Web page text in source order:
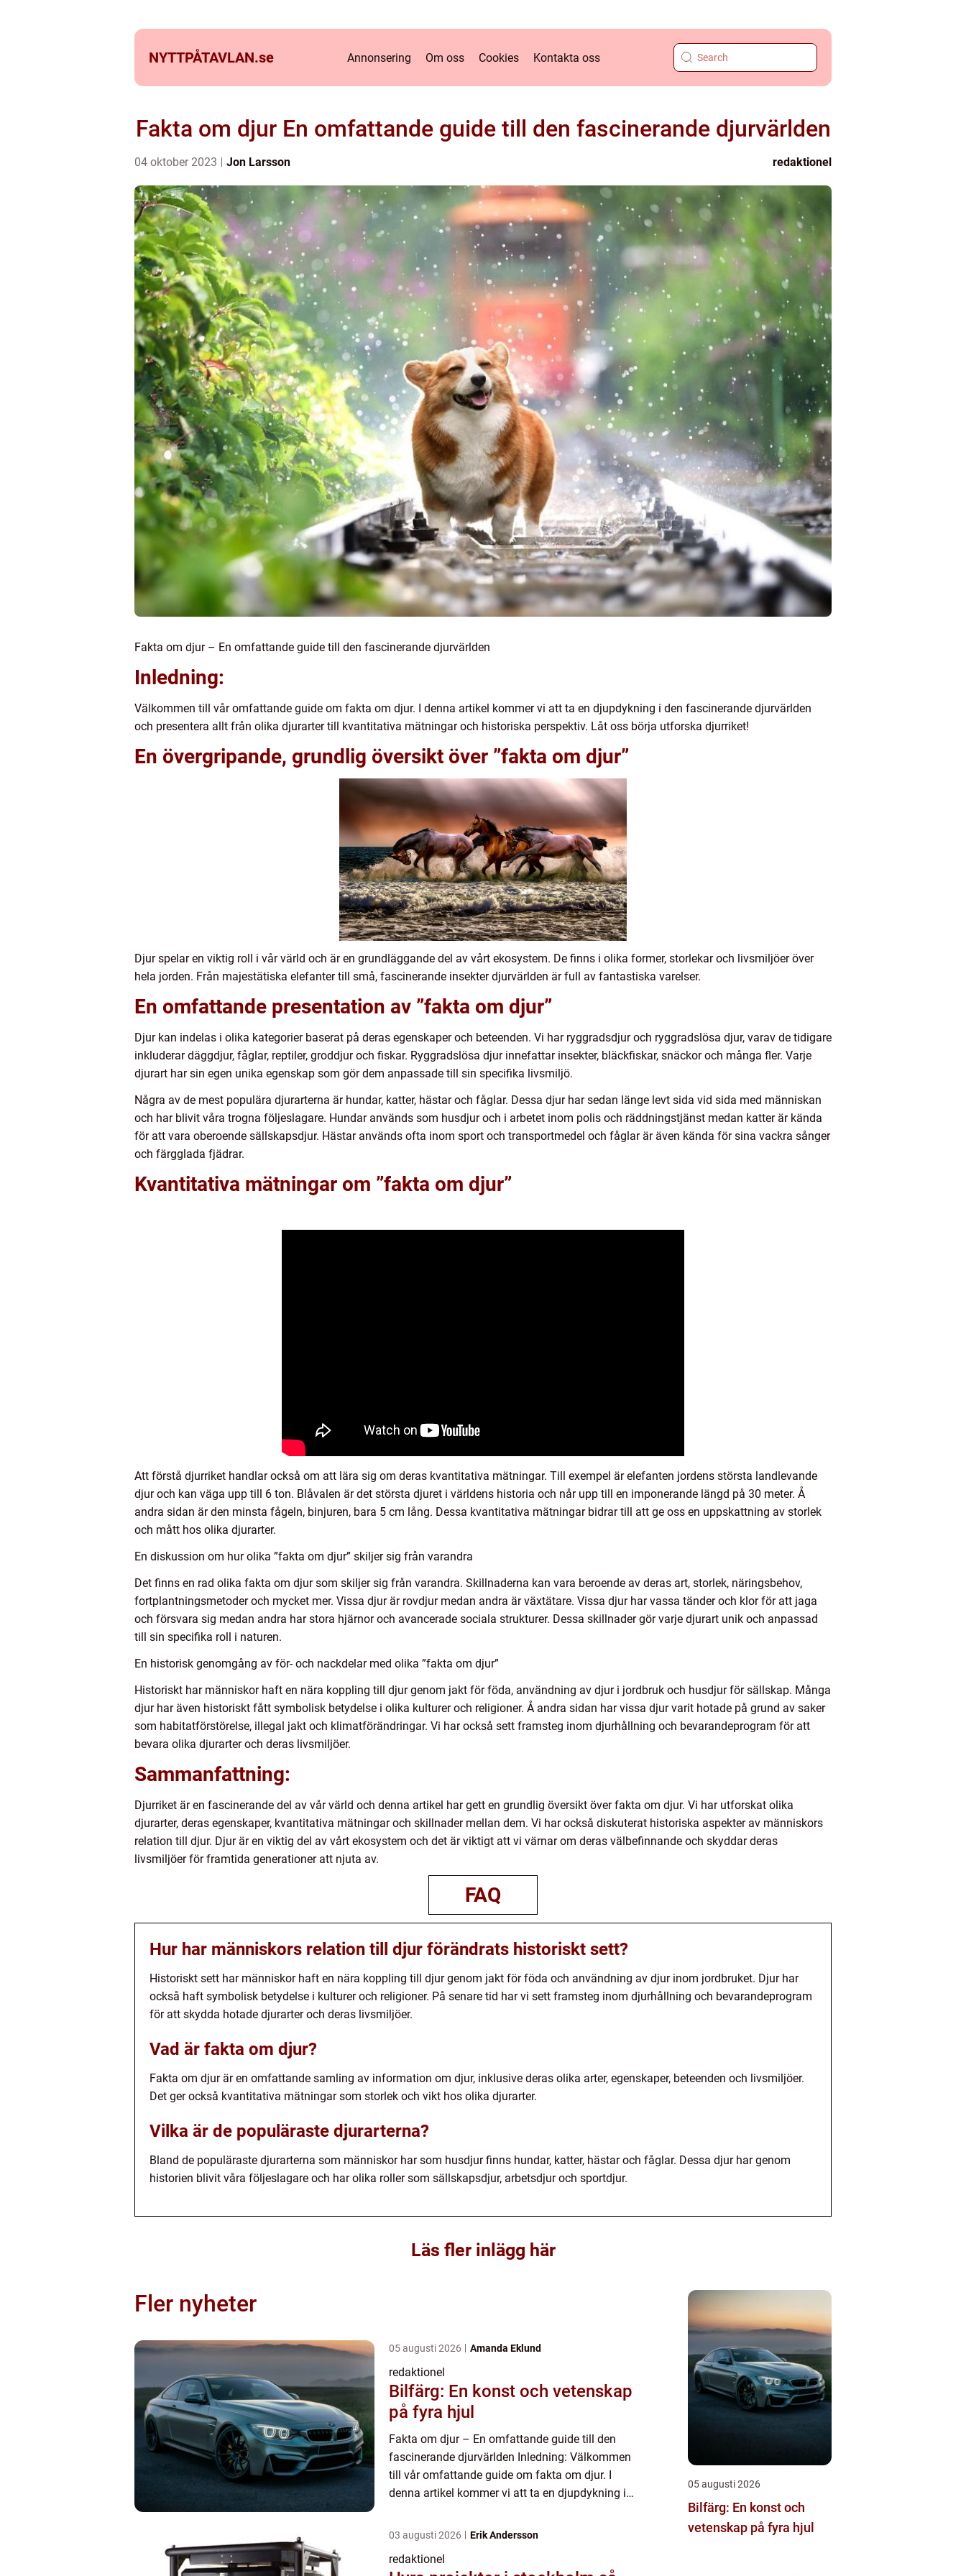
NYTTPÅTAVLAN.se Annonsering Om oss Cookies Kontakta oss
Fakta om djur En omfattande guide till den fascinerande djurvärlden
04 oktober 2023 Jon Larsson redaktionel
Fakta om djur – En omfattande guide till den fascinerande djurvärlden
Inledning:
Välkommen till vår omfattande guide om fakta om djur. I denna artikel kommer vi att ta en djupdykning i den fascinerande djurvärlden
och presentera allt från olika djurarter till kvantitativa mätningar och historiska perspektiv. Låt oss börja utforska djurriket!
En övergripande, grundlig översikt över ”fakta om djur”
Djur spelar en viktig roll i vår värld och är en grundläggande del av vårt ekosystem. De finns i olika former, storlekar och livsmiljöer över
hela jorden. Från majestätiska elefanter till små, fascinerande insekter djurvärlden är full av fantastiska varelser.
En omfattande presentation av ”fakta om djur”
Djur kan indelas i olika kategorier baserat på deras egenskaper och beteenden. Vi har ryggradsdjur och ryggradslösa djur, varav de tidigare
inkluderar däggdjur, fåglar, reptiler, groddjur och fiskar. Ryggradslösa djur innefattar insekter, bläckfiskar, snäckor och många fler. Varje
djurart har sin egen unika egenskap som gör dem anpassade till sin specifika livsmiljö.
Några av de mest populära djurarterna är hundar, katter, hästar och fåglar. Dessa djur har sedan länge levt sida vid sida med människan
och har blivit våra trogna följeslagare. Hundar används som husdjur och i arbetet inom polis och räddningstjänst medan katter är kända
för att vara oberoende sällskapsdjur. Hästar används ofta inom sport och transportmedel och fåglar är även kända för sina vackra sånger
och färgglada fjädrar.
Kvantitativa mätningar om ”fakta om djur”
Att förstå djurriket handlar också om att lära sig om deras kvantitativa mätningar. Till exempel är elefanten jordens största landlevande
djur och kan väga upp till 6 ton. Blåvalen är det största djuret i världens historia och når upp till en imponerande längd på 30 meter. Å
andra sidan är den minsta fågeln, binjuren, bara 5 cm lång. Dessa kvantitativa mätningar bidrar till att ge oss en uppskattning av storlek
och mått hos olika djurarter.
En diskussion om hur olika ”fakta om djur” skiljer sig från varandra
Det finns en rad olika fakta om djur som skiljer sig från varandra. Skillnaderna kan vara beroende av deras art, storlek, näringsbehov,
fortplantningsmetoder och mycket mer. Vissa djur är rovdjur medan andra är växtätare. Vissa djur har vassa tänder och klor för att jaga
och försvara sig medan andra har stora hjärnor och avancerade sociala strukturer. Dessa skillnader gör varje djurart unik och anpassad
till sin specifika roll i naturen.
En historisk genomgång av för- och nackdelar med olika ”fakta om djur”
Historiskt har människor haft en nära koppling till djur genom jakt för föda, användning av djur i jordbruk och husdjur för sällskap. Många
djur har även historiskt fått symbolisk betydelse i olika kulturer och religioner. Å andra sidan har vissa djur varit hotade på grund av saker
som habitatförstörelse, illegal jakt och klimatförändringar. Vi har också sett framsteg inom djurhållning och bevarandeprogram för att
bevara olika djurarter och deras livsmiljöer.
Sammanfattning:
Djurriket är en fascinerande del av vår värld och denna artikel har gett en grundlig översikt över fakta om djur. Vi har utforskat olika
djurarter, deras egenskaper, kvantitativa mätningar och skillnader mellan dem. Vi har också diskuterat historiska aspekter av människors
relation till djur. Djur är en viktig del av vårt ekosystem och det är viktigt att vi värnar om deras välbefinnande och skyddar deras
livsmiljöer för framtida generationer att njuta av.
FAQ
Hur har människors relation till djur förändrats historiskt sett?
Historiskt sett har människor haft en nära koppling till djur genom jakt för föda och användning av djur inom jordbruket. Djur har
också haft symbolisk betydelse i kulturer och religioner. På senare tid har vi sett framsteg inom djurhållning och bevarandeprogram
för att skydda hotade djurarter och deras livsmiljöer.
Vad är fakta om djur?
Fakta om djur är en omfattande samling av information om djur, inklusive deras olika arter, egenskaper, beteenden och livsmiljöer.
Det ger också kvantitativa mätningar som storlek och vikt hos olika djurarter.
Vilka är de populäraste djurarterna?
Bland de populäraste djurarterna som människor har som husdjur finns hundar, katter, hästar och fåglar. Dessa djur har genom
historien blivit våra följeslagare och har olika roller som sällskapsdjur, arbetsdjur och sportdjur.
Läs fler inlägg här
Fler nyheter
05 augusti 2026 Amanda Eklund
redaktionel
Bilfärg: En konst och vetenskap
på fyra hjul
Fakta om djur – En omfattande guide till den
fascinerande djurvärlden Inledning: Välkommen
till vår omfattande guide om fakta om djur. I
denna artikel kommer vi att ta en djupdykning i
från olika...
03 augusti 2026 Erik Andersson
redaktionel
05 augusti 2026
Bilfärg: En konst och
vetenskap på fyra hjul